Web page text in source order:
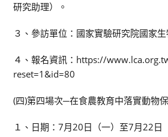
研究助理）。
３、參訪單位：國家實驗研究院國家生
４、報名資訊：https://
reset=1&id=80
(四)第四場次─在食農教育中落實動物
１、日期：7月20日（一）至7月22日